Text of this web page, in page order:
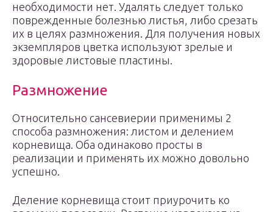
необходимости нет. Удалять следует только
поврежденные болезнью листья, либо срезать
их в целях размножения. Для получения новых
экземпляров цветка используют зрелые и
здоровые листовые пластины.
Размножение
Относительно сансевиерии применимы 2
способа размножения: листом и делением
корневища. Оба одинаково просты в
реализации и применять их можно довольно
успешно.
Деление корневища стоит приурочить ко